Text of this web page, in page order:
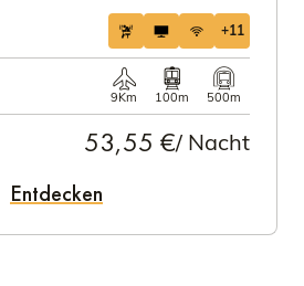
+11
9Km 100m 500m
53,55 €/ Nacht
Entdecken